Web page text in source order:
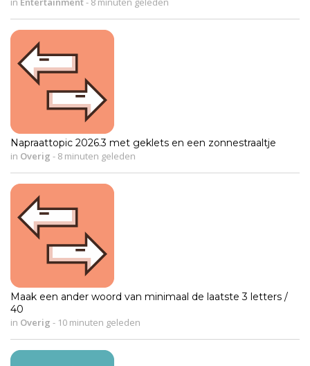
Napraattopic 2026.3 met geklets en een zonnestraaltje
in Overig - 8 minuten geleden
Maak een ander woord van minimaal de laatste 3 letters /
40
in Overig - 10 minuten geleden